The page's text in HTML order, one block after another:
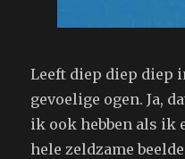
Leeft diep diep diep
gevoelige ogen. Ja,
ik ook hebben als ik
hele zeldzame